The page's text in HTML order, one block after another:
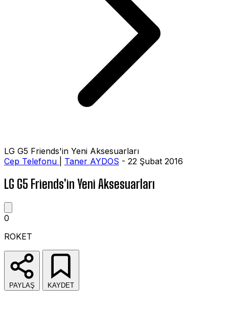
LG G5 Friends'in Yeni Aksesuarları
Cep Telefonu
Taner AYDOS - 22 Şubat 2016
LG G5 Friends'in Yeni Aksesuarları
0
ROKET
PAYLAŞ KAYDET